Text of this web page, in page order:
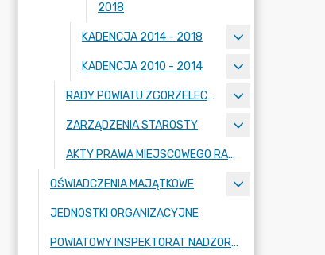
2018
KADENCJA 2014 - 2018
KADENCJA 2010 - 2014
RADY POWIATU ZGORZELECKIEGO
ZARZĄDZENIA STAROSTY
AKTY PRAWA MIEJSCOWEGO RADY POWIATU ZGORZELECKIEGO
OŚWIADCZENIA MAJĄTKOWE
JEDNOSTKI ORGANIZACYJNE
POWIATOWY INSPEKTORAT NADZORU BUDOWLANEGO